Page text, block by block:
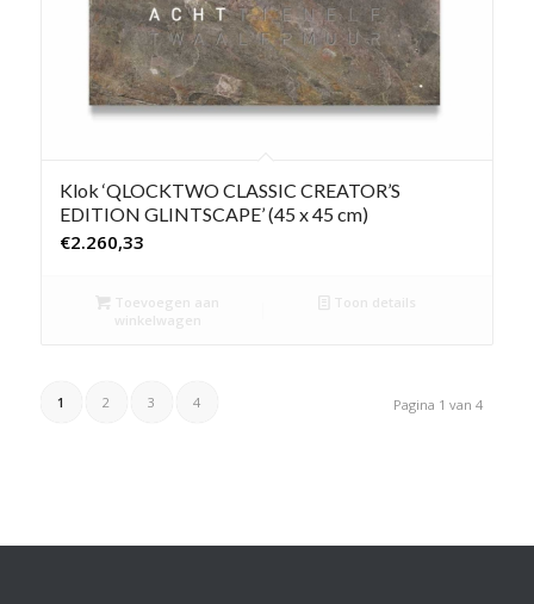
Klok ‘QLOCKTWO CLASSIC CREATOR’S
EDITION GLINTSCAPE’ (45 x 45 cm)
€2.260,33
Toevoegen aan
winkelwagen
Toon details
Pagina 1 van 4
1 2 3 4